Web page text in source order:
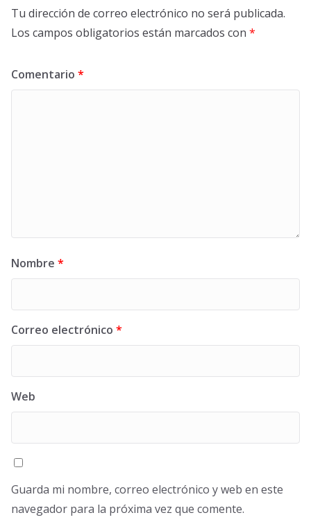
Tu dirección de correo electrónico no será publicada.
Los campos obligatorios están marcados con *
Comentario *
Nombre *
Correo electrónico *
Web
Guarda mi nombre, correo electrónico y web en este
navegador para la próxima vez que comente.